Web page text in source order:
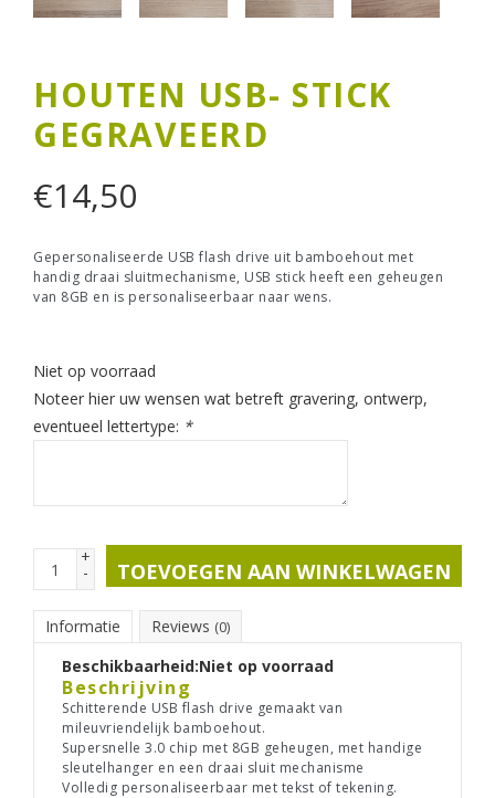
HOUTEN USB- STICK
GEGRAVEERD
€14,50
Gepersonaliseerde USB flash drive uit bamboehout met
handig draai sluitmechanisme, USB stick heeft een geheugen
van 8GB en is personaliseerbaar naar wens.
Niet op voorraad
Noteer hier uw wensen wat betreft gravering, ontwerp,
eventueel lettertype: *
+
- TOEVOEGEN AAN WINKELWAGEN
Informatie Reviews (0)
Beschikbaarheid:Niet op voorraad
Beschrijving
Schitterende USB flash drive gemaakt van
mileuvriendelijk bamboehout.
Supersnelle 3.0 chip met 8GB geheugen, met handige
sleutelhanger en een draai sluit mechanisme
Volledig personaliseerbaar met tekst of tekening.